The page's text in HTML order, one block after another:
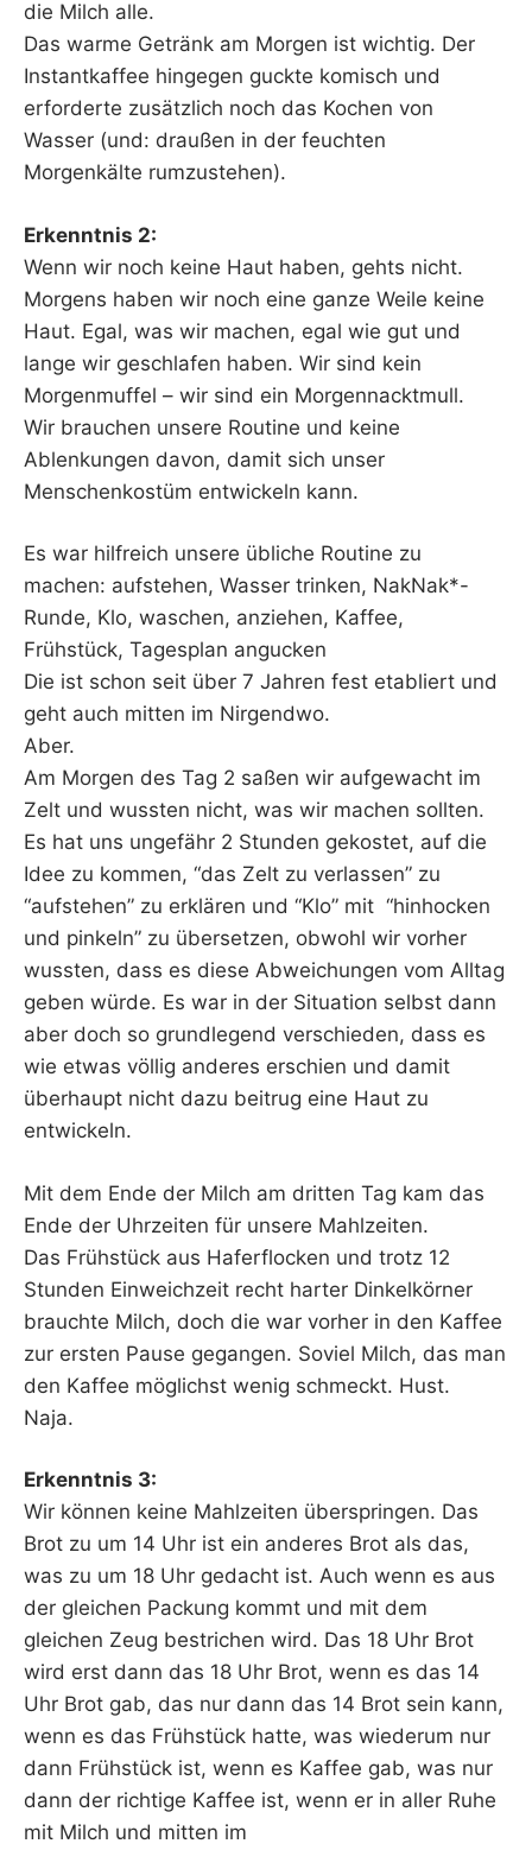
die Milch alle.
Das warme Getränk am Morgen ist wichtig. Der
Instantkaffee hingegen guckte komisch und
erforderte zusätzlich noch das Kochen von
Wasser (und: draußen in der feuchten
Morgenkälte rumzustehen).
Erkenntnis 2:
Wenn wir noch keine Haut haben, gehts nicht.
Morgens haben wir noch eine ganze Weile keine
Haut. Egal, was wir machen, egal wie gut und
lange wir geschlafen haben. Wir sind kein
Morgenmuffel – wir sind ein Morgennacktmull.
Wir brauchen unsere Routine und keine
Ablenkungen davon, damit sich unser
Menschenkostüm entwickeln kann.
Es war hilfreich unsere übliche Routine zu
machen: aufstehen, Wasser trinken, NakNak*-
Runde, Klo, waschen, anziehen, Kaffee,
Frühstück, Tagesplan angucken
Die ist schon seit über 7 Jahren fest etabliert und
geht auch mitten im Nirgendwo.
Aber.
Am Morgen des Tag 2 saßen wir aufgewacht im
Zelt und wussten nicht, was wir machen sollten.
Es hat uns ungefähr 2 Stunden gekostet, auf die
Idee zu kommen, “das Zelt zu verlassen” zu
“aufstehen” zu erklären und “Klo” mit “hinhocken
und pinkeln” zu übersetzen, obwohl wir vorher
wussten, dass es diese Abweichungen vom Alltag
geben würde. Es war in der Situation selbst dann
aber doch so grundlegend verschieden, dass es
wie etwas völlig anderes erschien und damit
überhaupt nicht dazu beitrug eine Haut zu
entwickeln.
Mit dem Ende der Milch am dritten Tag kam das
Ende der Uhrzeiten für unsere Mahlzeiten.
Das Frühstück aus Haferflocken und trotz 12
Stunden Einweichzeit recht harter Dinkelkörner
brauchte Milch, doch die war vorher in den Kaffee
zur ersten Pause gegangen. Soviel Milch, das man
den Kaffee möglichst wenig schmeckt. Hust.
Naja.
Erkenntnis 3:
Wir können keine Mahlzeiten überspringen. Das
Brot zu um 14 Uhr ist ein anderes Brot als das,
was zu um 18 Uhr gedacht ist. Auch wenn es aus
der gleichen Packung kommt und mit dem
gleichen Zeug bestrichen wird. Das 18 Uhr Brot
wird erst dann das 18 Uhr Brot, wenn es das 14
Uhr Brot gab, das nur dann das 14 Brot sein kann,
wenn es das Frühstück hatte, was wiederum nur
dann Frühstück ist, wenn es Kaffee gab, was nur
dann der richtige Kaffee ist, wenn er in aller Ruhe
mit Milch und mitten im